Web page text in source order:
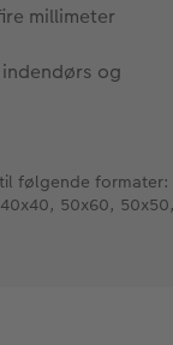
millimeter
og
følgende formater:
50x60,